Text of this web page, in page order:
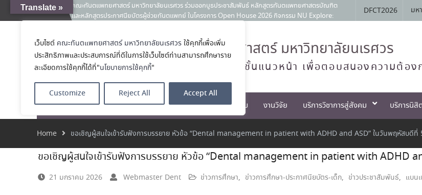
เว็บไซต์ คณะทันตแพทยศาสตร์ มหาวิทยาลัยนเรศวร ใช้คุกกี้เพื่อเพิ่ม
ประสิทธิภาพและประสบการณ์ที่ดีในการใช้เว็บไซต์ท่านสามารถศึกษาราย
ละเอียดการใช้คุกกี้ได้ที่"นโยบายการใช้คุกกี้"
Customize Reject All Accept All
News:
คณะทันตแพทยศาสตร์ มหาวิทยาลัยนเรศวร ร่วมออกบูธประชาสัมพันธ์ หลักสูตรทันตแพทยศาสตรบัณฑิต
และหลักสูตรประกาศนียบัตรผู้ช่วยทันตแพทย์ ในโครงการ Open House 2026 กิจกรรม NU Explore:
ขอแสดงความยินดีกับ รศ.ทพญ.รัชวรรณ ตัณศลารักษ์ อาจารย์ประจำภาควิชาทันตกรรมป้องกัน สาขาวิชา
ทันตกรรมจัดฟัน ในโอกาสได้รับตำแหน่ง เลขาธิการสมาคมทันตแพทย์จัดฟันแห่งประเทศไทย วาระ พ.ศ.
2569–2571
ประมวลภาพบรรยากาศกิจกรรม Dent Connect Board Game Café ครั้งที่ 1 เมื่อวันที่ 4 สิงหาคม
DFCT2026 มห
คณะทันตแพทยศาสตร์ มหาวิทยาลัยนเรศวร
โรงเรียนทันตแพทย์ชั้นแนวหน้า เพื่อตอบสนองความต้อง
หน้าแรก เกี่ยวกับ หลักสูตร โรงพยาบาลทันตกรรม งานวิจัย บริการวิชาการสู่สังคม บริการนิสิ
Home ขอเชิญผู้สนใจเข้ารับฟังการบรรยาย หัวข้อ “Dental management in patient with ADHD and ASD” ในวันพฤหัสบดี
ขอเชิญผู้สนใจเข้ารับฟังการบรรยาย หัวข้อ “Dental management in patient with ADHD
21 มกราคม 2026 Webmaster Dent ข่าวการศึกษา, ข่าวการศึกษา-ประกาศนียบัตร-เด็ก, ข่าวประชาสัมพันธ์, แบน
Translate »